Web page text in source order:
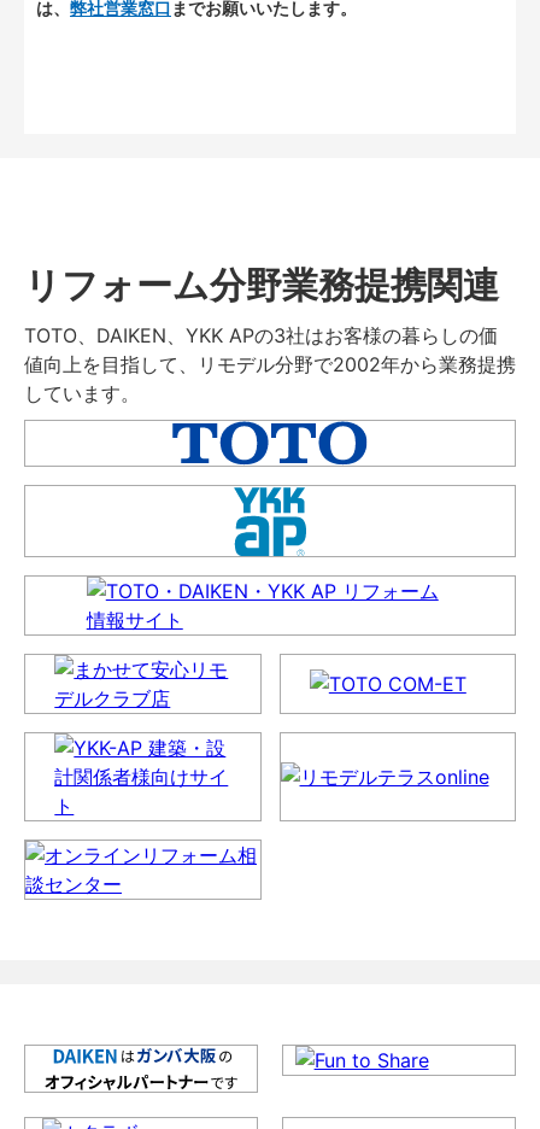
は、 弊社営業窓口 までお願いいたします。
リフォーム分野業務提携関連
TOTO、DAIKEN、YKK APの3社はお客様の暮らしの価
値向上を目指して、リモデル分野で2002年から業務提携
しています。